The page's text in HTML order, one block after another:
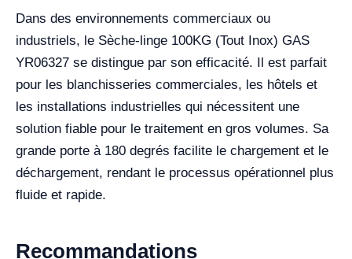
Dans des environnements commerciaux ou
industriels, le Sèche-linge 100KG (Tout Inox) GAS
YR06327 se distingue par son efficacité. Il est parfait
pour les blanchisseries commerciales, les hôtels et
les installations industrielles qui nécessitent une
solution fiable pour le traitement en gros volumes. Sa
grande porte à 180 degrés facilite le chargement et le
déchargement, rendant le processus opérationnel plus
fluide et rapide.
Recommandations